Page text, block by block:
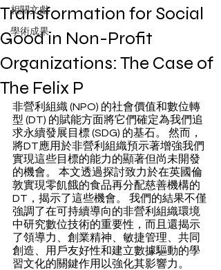
相關文獻
學術成果
Transformation for Social
Good in Non-Profit
Organizations: The Case of
The Felix P
非營利組織 (NPO) 的社會價值和數位轉
型 (DT) 的賦能方面將它們確定為我們追
求永續發展目標 (SDG) 的基石。 然而，
將DT應用於非營利組織預示著增強我們
實現這些目標的能力的顯著但尚未開發
的機會。 本文透過探討致力於在英國倫
敦實現零飢餓的食品再分配慈善機構的
DT，揭示了這些機會。 我們的結果不僅
強調了在可持續導向的非營利組織環境
中研究數位技術的重要性，而且還揭示
了領導力、創業精神、敏捷管理、共同
創造、用戶友好性和建立數據驅動的學
習文化的關鍵作用以強化其影響力。